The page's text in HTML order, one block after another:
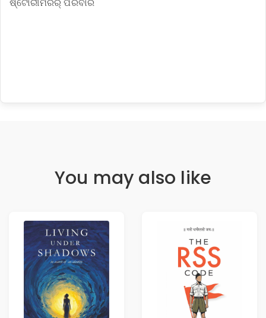
ଷ୍ଟୋରୀମିରର୍ ପରିବାର
You may also like